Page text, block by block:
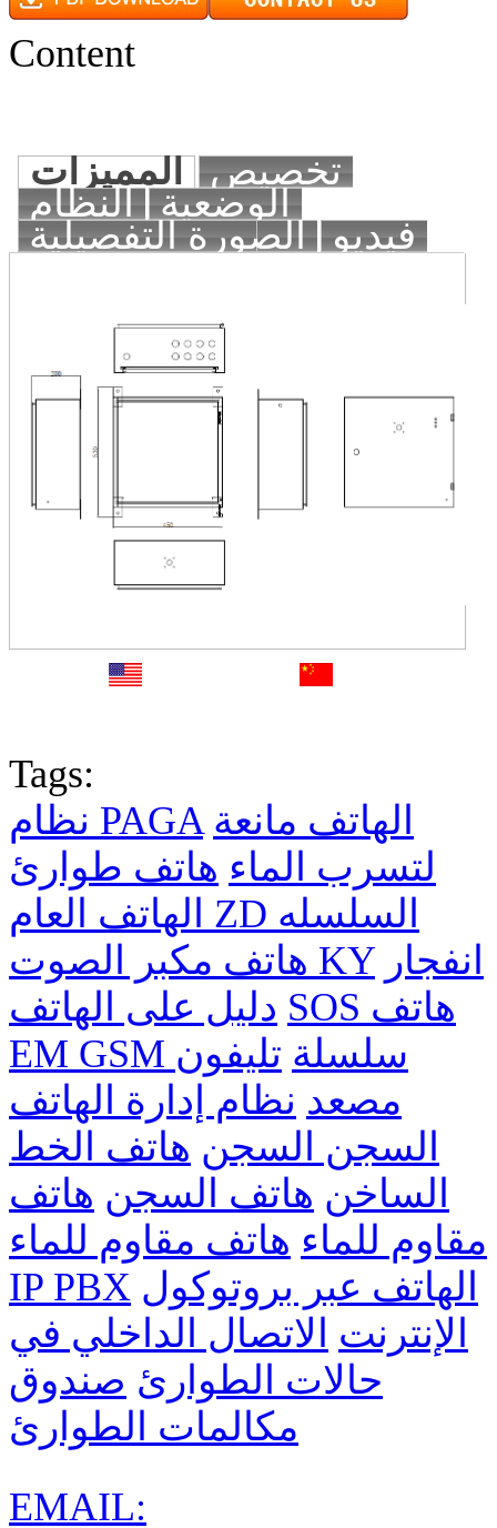
Content
المميزات تخصيص
النظام الوضعية
الصورة التفصيلية فيديو
Tags:
نظام PAGA الهاتف مانعة
لتسرب الماء هاتف طوارئ
الهاتف العام ZD السلسله
هاتف مكبر الصوت KY انفجار
دليل على الهاتف SOS هاتف
EM GSM سلسلة تليفون
مصعد نظام إدارة الهاتف
السجن السجن هاتف الخط
الساخن هاتف السجن هاتف
مقاوم للماء هاتف مقاوم للماء
IP PBX الهاتف عبر بروتوكول
الإنترنت
الاتصال الداخلي في
حالات الطوارئ صندوق
مكالمات الطوارئ
EMAIL: